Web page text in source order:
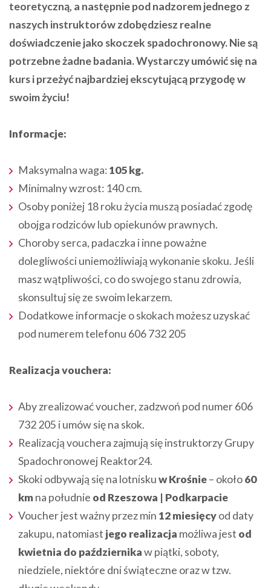
teoretyczną, a następnie pod nadzorem jednego z
naszych instruktorów zdobędziesz realne
doświadczenie jako skoczek spadochronowy. Nie są
potrzebne żadne badania. Wystarczy umówić się na
kurs i przeżyć najbardziej ekscytującą przygodę w
swoim życiu!
Informacje:
Maksymalna waga:105 kg.
Minimalny wzrost: 140 cm.
Osoby poniżej 18 roku życia muszą posiadać zgodę
obojga rodziców lub opiekunów prawnych.
Choroby serca, padaczka i inne poważne
dolegliwości uniemożliwiają wykonanie skoku. Jeśli
masz wątpliwości, co do swojego stanu zdrowia,
skonsultuj się ze swoim lekarzem.
Dodatkowe informacje o skokach możesz uzyskać
pod numerem telefonu 606 732 205
Realizacja vouchera:
Aby zrealizować voucher, zadzwoń pod numer 606
732 205 i umów się na skok.
Realizacją vouchera zajmują się instruktorzy Grupy
Spadochronowej Reaktor24.
Skoki odbywają się na lotniskuw Krośnie– około60
kmna południe od Rzeszowa | Podkarpacie
Voucher jest ważny przez min 12 miesięcyod daty
zakupu, natomiast jego realizacja możliwa jest od
kwietnia do październikaw piątki, soboty,
niedziele, niektóre dni świąteczne oraz w tzw.